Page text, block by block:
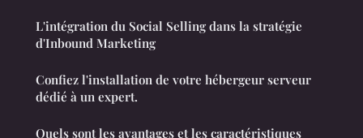
L'intégration du Social Selling dans la stratégie
d'Inbound Marketing
Confiez l'installation de votre hébergeur serveur
dédié à un expert.
Quels sont les avantages et les caractéristiques